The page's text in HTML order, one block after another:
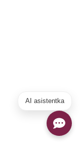
AI asistentka